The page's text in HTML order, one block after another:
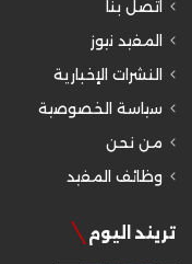
اتصل بنا
المفيد نيوز
النشرات الإخبارية
سياسة الخصوصية
من نحن
وظائف المفيد
تريند اليوم